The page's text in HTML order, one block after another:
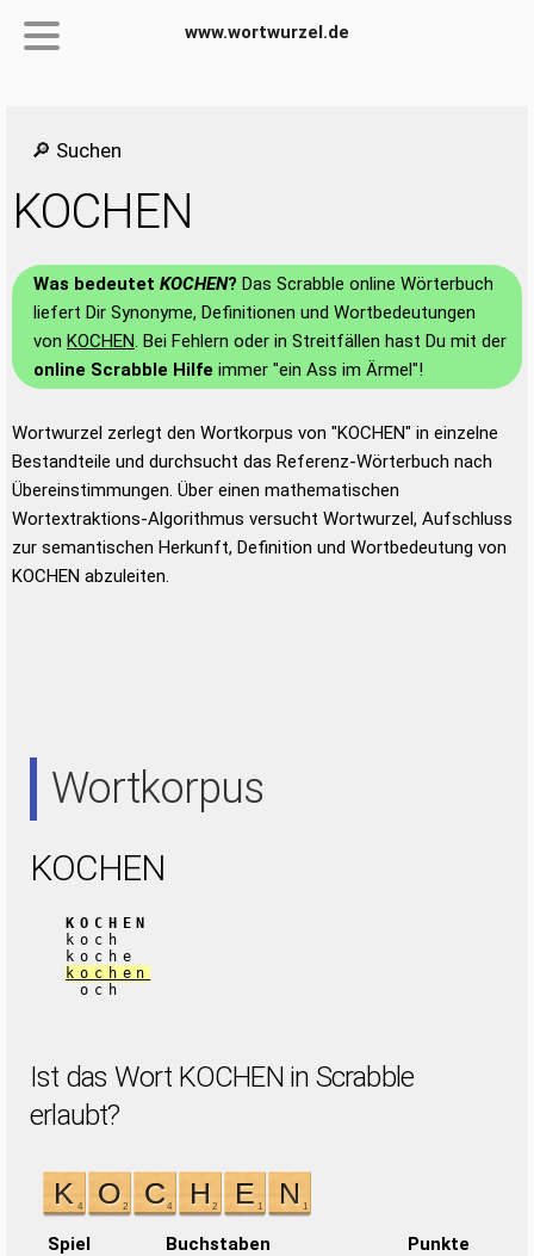
www.wortwurzel.de
🔎 Suchen
KOCHEN
Was bedeutet KOCHEN? Das Scrabble online Wörterbuch
liefert Dir Synonyme, Definitionen und Wortbedeutungen
von KOCHEN. Bei Fehlern oder in Streitfällen hast Du mit der
online Scrabble Hilfe immer "ein Ass im Ärmel"!
Wortwurzel zerlegt den Wortkorpus von "KOCHEN" in einzelne
Bestandteile und durchsucht das Referenz-Wörterbuch nach
Übereinstimmungen. Über einen mathematischen
Wortextraktions-Algorithmus versucht Wortwurzel, Aufschluss
zur semantischen Herkunft, Definition und Wortbedeutung von
KOCHEN abzuleiten.
Wortkorpus
KOCHEN
KOCHEN
koch
koche
kochen
och
Ist das Wort KOCHEN in Scrabble
erlaubt?
Spiel Buchstaben Punkte